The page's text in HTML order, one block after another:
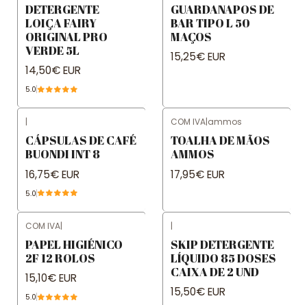
DETERGENTE
LOIÇA FAIRY
ORIGINAL PRO
VERDE 5L
14,50€ EUR
5.0
GUARDANAPOS DE
BAR TIPO L 50
MAÇOS
15,25€ EUR
|
CÁPSULAS DE CAFÉ
BUONDI INT 8
16,75€ EUR
5.0
COM IVA|ammos
TOALHA DE MÃOS
AMMOS
17,95€ EUR
COM IVA|
PAPEL HIGIÉNICO
2F 12 ROLOS
15,10€ EUR
5.0
|
SKIP DETERGENTE
LÍQUIDO 85 DOSES
CAIXA DE 2 UND
15,50€ EUR